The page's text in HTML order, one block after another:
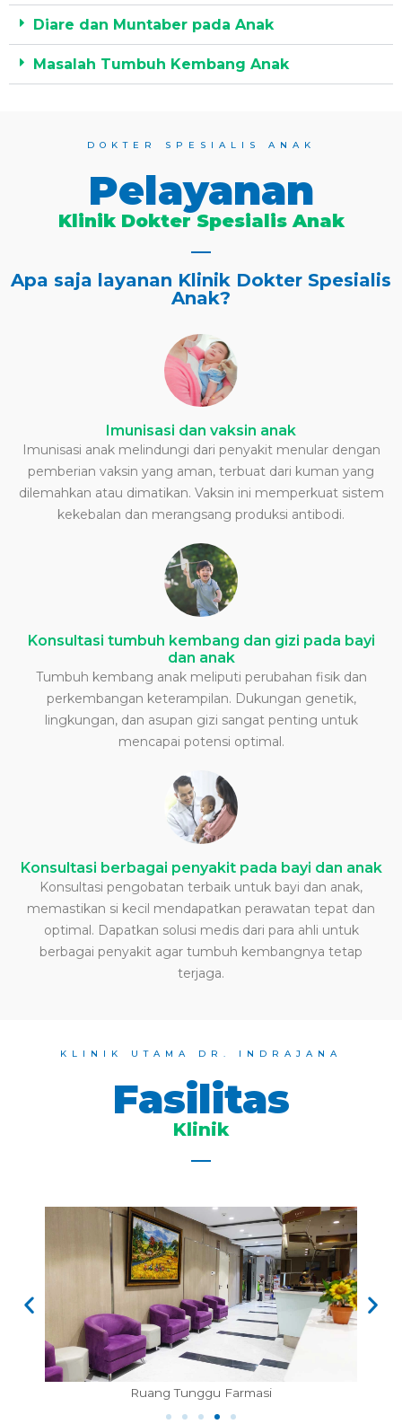
Diare dan Muntaber pada Anak
Masalah Tumbuh Kembang Anak
DOKTER SPESIALIS ANAK
Pelayanan
Klinik Dokter Spesialis Anak
Apa saja layanan Klinik Dokter Spesialis
Anak?
Imunisasi dan vaksin anak
Imunisasi anak melindungi dari penyakit menular dengan
pemberian vaksin yang aman, terbuat dari kuman yang
dilemahkan atau dimatikan. Vaksin ini memperkuat sistem
kekebalan dan merangsang produksi antibodi.
Konsultasi tumbuh kembang dan gizi pada bayi
dan anak
Tumbuh kembang anak meliputi perubahan fisik dan
perkembangan keterampilan. Dukungan genetik,
lingkungan, dan asupan gizi sangat penting untuk
mencapai potensi optimal.
Konsultasi berbagai penyakit pada bayi dan anak
Konsultasi pengobatan terbaik untuk bayi dan anak,
memastikan si kecil mendapatkan perawatan tepat dan
optimal. Dapatkan solusi medis dari para ahli untuk
berbagai penyakit agar tumbuh kembangnya tetap
terjaga.
KLINIK UTAMA DR. INDRAJANA
Fasilitas
Klinik